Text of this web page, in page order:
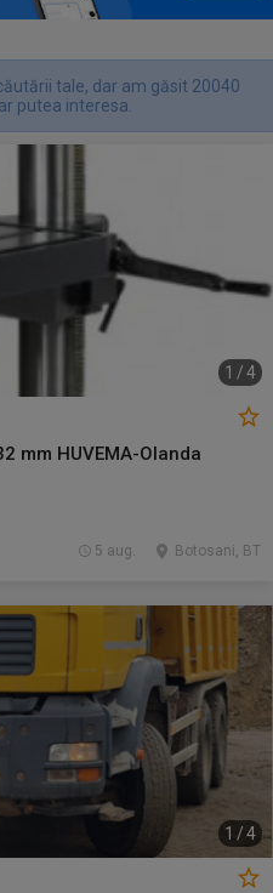
tale, dar am găsit 20040
putea interesa.
1 /4
mm HUVEMA-Olanda
Botosani, BT
5 aug.
1 /4